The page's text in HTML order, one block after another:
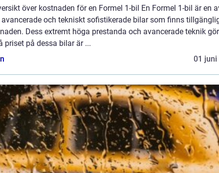
över kostnaden för en Formel 1-bil En Formel 1-bil är en
och tekniskt sofistikerade bilar som finns
Dess extremt höga prestanda och avancerade teknik
priset på dessa bilar är ...
01 juni